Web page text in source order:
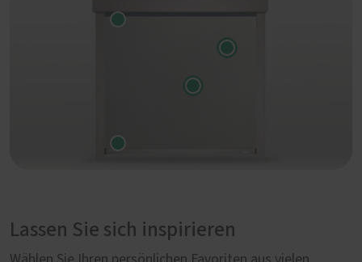
Lassen Sie sich inspirieren